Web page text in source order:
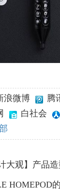
浪微博 腾
白社会
大观】产品
HOMEPOD